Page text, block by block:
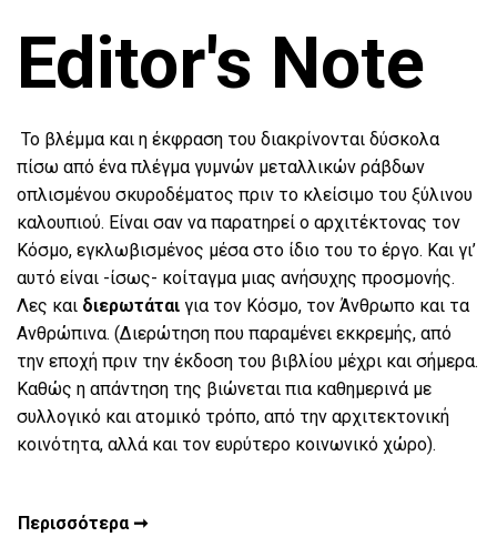
Editor's Note
Το βλέμμα και η έκφραση του διακρίνονται δύσκολα
πίσω από ένα πλέγμα γυμνών μεταλλικών ράβδων
οπλισμένου σκυροδέματος πριν το κλείσιμο του ξύλινου
καλουπιού. Είναι σαν να παρατηρεί ο αρχιτέκτονας τον
Κόσμο, εγκλωβισμένος μέσα στο ίδιο του το έργο. Και γι’
αυτό είναι -ίσως- κοίταγμα μιας ανήσυχης προσμονής.
Λες και διερωτάται για τον Κόσμο, τον Άνθρωπο και τα
Ανθρώπινα. (Διερώτηση που παραμένει εκκρεμής, από
την εποχή πριν την έκδοση του βιβλίου μέχρι και σήμερα.
Καθώς η απάντηση της βιώνεται πια καθημερινά με
συλλογικό και ατομικό τρόπο, από την αρχιτεκτονική
κοινότητα, αλλά και τον ευρύτερο κοινωνικό χώρο).
Περισσότερα ➞